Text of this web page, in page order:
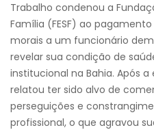
Trabalho condenou a
Família (FESF) ao
morais a um funcionário
revelar sua condição de
institucional na Bahia. Após
relatou ter sido alvo de
perseguições e
profissional, o que agravou